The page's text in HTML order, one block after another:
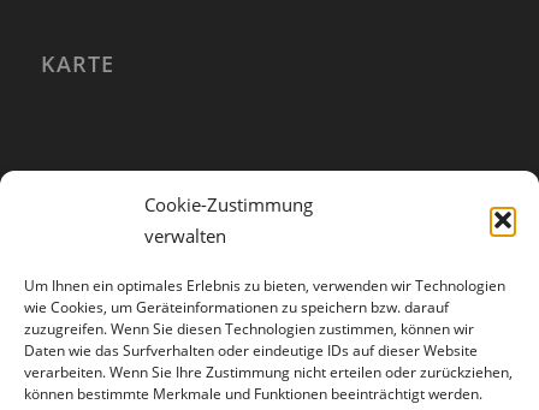
Cookie-Zustimmung
verwalten
Um Ihnen ein optimales Erlebnis zu bieten, verwenden wir Technologien
wie Cookies, um Geräteinformationen zu speichern bzw. darauf
zuzugreifen. Wenn Sie diesen Technologien zustimmen, können wir
Daten wie das Surfverhalten oder eindeutige IDs auf dieser Website
verarbeiten. Wenn Sie Ihre Zustimmung nicht erteilen oder zurückziehen,
können bestimmte Merkmale und Funktionen beeinträchtigt werden.
KARTE